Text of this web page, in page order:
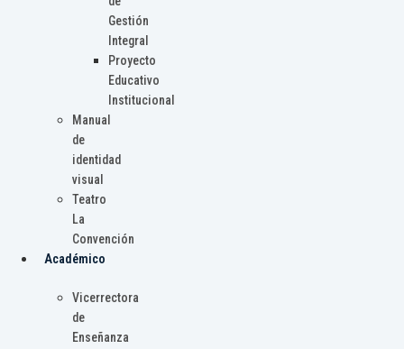
Gestión
Integral
Proyecto
Educativo
Institucional
Manual
de
identidad
visual
Teatro
La
Convención
Académico
Vicerrectora
de
Enseñanza